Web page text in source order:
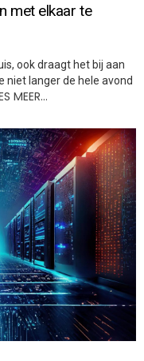
met elkaar te
ook draagt het bij aan
niet langer de hele avond
MEER…